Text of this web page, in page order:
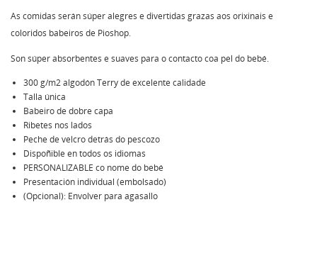
As comidas serán súper alegres e divertidas grazas aos orixinais e
coloridos babeiros de Pioshop.
Son súper absorbentes e suaves para o contacto coa pel do bebé.
300 g/m2 algodón Terry de excelente calidade
Talla única
Babeiro de dobre capa
Ribetes nos lados
Peche de velcro detrás do pescozo
Dispoñible en todos os idiomas
PERSONALIZABLE co nome do bebé
Presentación individual (embolsado)
(Opcional): Envolver para agasallo